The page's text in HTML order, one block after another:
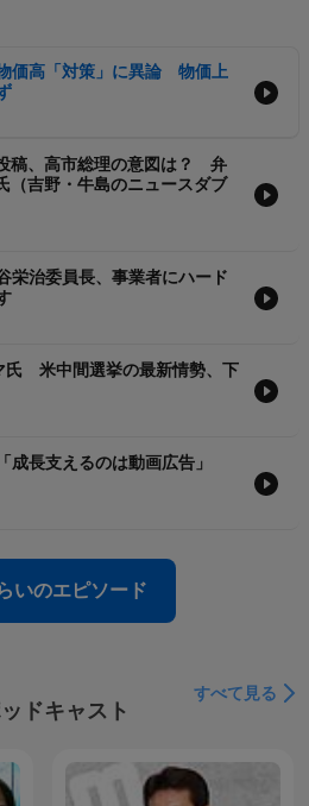
価高「対策」に異論 物価上
稿、高市総理の意図は？ 弁
（吉野・牛島のニュースダブ
栄治委員長、事業者にハード
氏 米中間選挙の最新情勢、下
成長支えるのは動画広告」
いのエピソード
ドキャスト
すべて見る